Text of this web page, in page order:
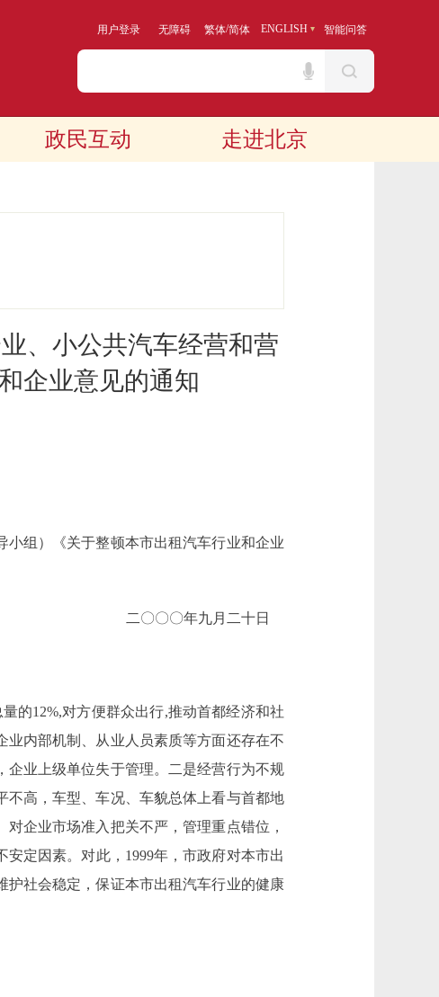
用户登录 无障碍 繁体/简体 ENGLISH 智能问答
政民互动 走进北京
、小公共汽车经营和营
企业意见的通知
组）《关于整顿本市出租汽车行业和企业
二〇〇〇年九月二十日
12%,对方便群众出行,推动首都经济和社
内部机制、从业人员素质等方面还存在不
业上级单位失于管理。二是经营行为不规
高，车型、车况、车貌总体上看与首都地
企业市场准入把关不严，管理重点错位，
定因素。对此，1999年，市政府对本市出
社会稳定，保证本市出租汽车行业的健康